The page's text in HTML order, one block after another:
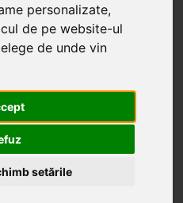
personalizate,
de pe website-ul
de unde vin
setările
mai mari de 350 Lei. Comanda minimă în
în 1 - 2 zile lucrătoare.